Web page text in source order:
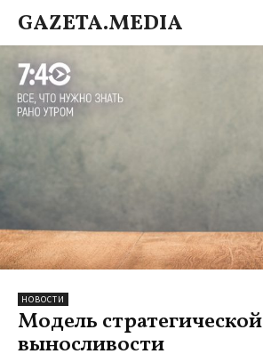
GAZETA.MEDIA
НОВОСТИ
Модель стратегической
выносливости